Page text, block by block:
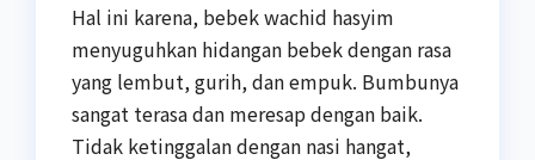
Hal ini karena, bebek wachid hasyim
menyuguhkan hidangan bebek dengan rasa
yang lembut, gurih, dan empuk. Bumbunya
sangat terasa dan meresap dengan baik.
Tidak ketinggalan dengan nasi hangat,